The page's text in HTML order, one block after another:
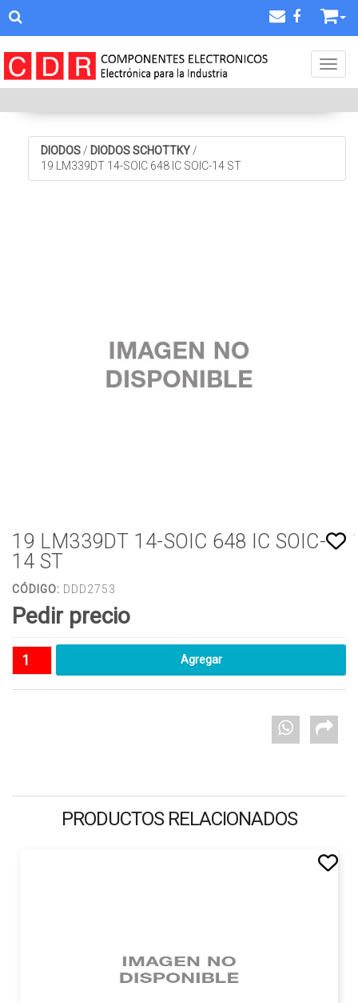
DIODOS / DIODOS SCHOTTKY /
19 LM339DT 14-SOIC 648 IC SOIC-14 ST
19 LM339DT 14-SOIC 648 IC SOIC-
14 ST
CÓDIGO: DDD2753
Pedir precio
PRODUCTOS RELACIONADOS